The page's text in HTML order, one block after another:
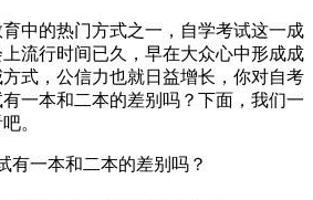
中的热门方式之一，自学考试这一成
流行时间已久，早在大众心中形成成
式，公信力也就日益增长，你对自考
一本和二本的差别吗？下面，我们一
。